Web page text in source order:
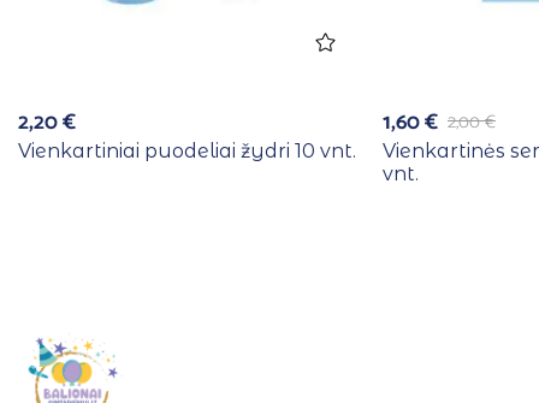
2,20€
Vienkartiniai puodeliai žydri 10 vnt.
2,00€
1,60€
Vienkartinės
vnt.